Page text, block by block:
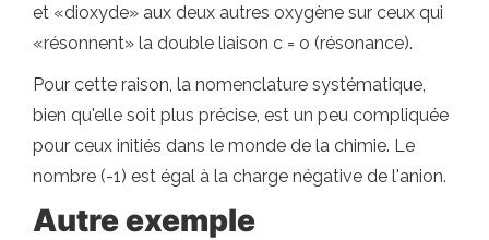
et «dioxyde» aux deux autres oxygène sur ceux qui
«résonnent» la double liaison c = o (résonance).
Pour cette raison, la nomenclature systématique,
bien qu'elle soit plus précise, est un peu compliquée
pour ceux initiés dans le monde de la chimie. Le
nombre (-1) est égal à la charge négative de l'anion.
Autre exemple